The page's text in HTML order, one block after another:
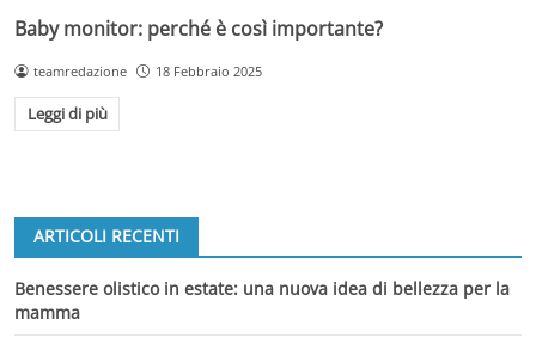
Baby monitor: perché è così importante?
teamredazione 18 Febbraio 2025
Leggi di più
ARTICOLI RECENTI
Benessere olistico in estate: una nuova idea di bellezza per la
mamma